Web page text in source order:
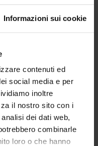
Informazioni sui cookie
contenuti ed
social media e per
inoltre
il nostro sito con i
dei dati web,
combinarle
loro o che hanno
bimba 05